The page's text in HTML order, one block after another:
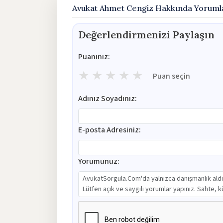
Avukat Ahmet Cengiz Hakkında
Değerlendirmenizi Paylaşın
Puanınız:
★ ★ ★ ★ ★ Puan seçin
Adınız Soyadınız:
E-posta Adresiniz:
Yorumunuz: